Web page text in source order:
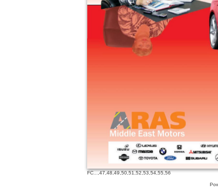
FC...,47,48,49,50,51,52,53,54,55,56